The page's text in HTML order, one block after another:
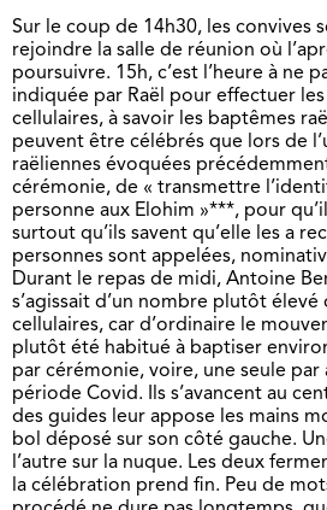
Sur le coup de 14h30, les convives
rejoindre la salle de réunion où
poursuivre. 15h, c’est l’heure à ne
indiquée par Raël pour effectuer
cellulaires, à savoir les baptêmes
peuvent être célébrés que lors de
raëliennes évoquées
cérémonie, de « transmettre
personne aux Elohim »***, pour
surtout qu’ils savent qu’elle les a
personnes sont appelées,
Durant le repas de midi, Antoine
s’agissait d’un nombre plutôt élevé
cellulaires, car d’ordinaire le
plutôt été habitué à baptiser
par cérémonie, voire, une seule par
période Covid. Ils s’avancent au
des guides leur appose les mains
bol déposé sur son côté gauche.
l’autre sur la nuque. Les deux
la célébration prend fin. Peu de